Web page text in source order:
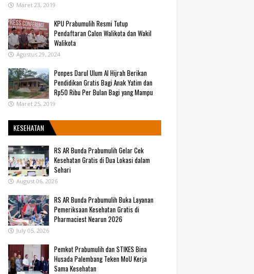
Maret 23, 2019
KPU Prabumulih Resmi Tutup
Pendaftaran Calon Walikota dan Wakil
Walikota
Agustus 29, 2024
Ponpes Darul Ulum Al Hijrah Berikan
Pendidikan Gratis Bagi Anak Yatim dan
Rp50 Ribu Per Bulan Bagi yang Mampu
Maret 25, 2019
KESEHATAN
RS AR Bunda Prabumulih Gelar Cek
Kesehatan Gratis di Dua Lokasi dalam
Sehari
August 06, 2026
RS AR Bunda Prabumulih Buka Layanan
Pemeriksaan Kesehatan Gratis di
Pharmaciest Nearun 2026
July 05, 2026
Pemkot Prabumulih dan STIKES Bina
Husada Palembang Teken MoU Kerja
Sama Kesehatan